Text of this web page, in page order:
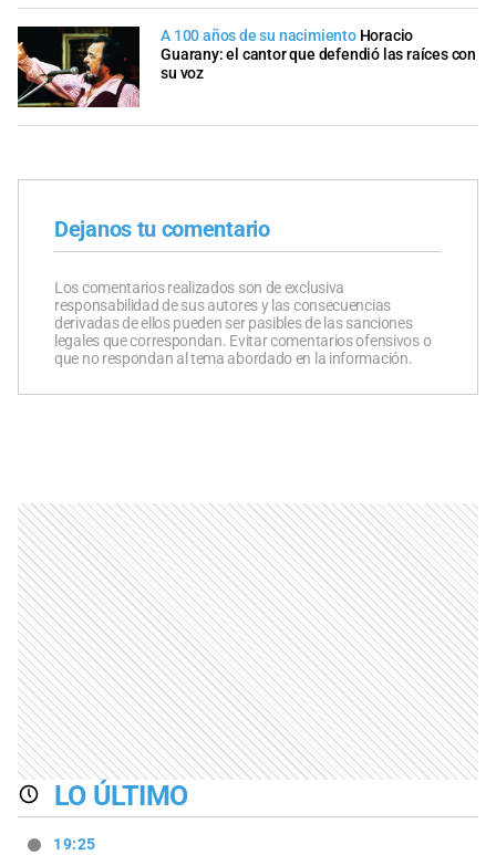
A 100 años de su nacimiento Horacio
Guarany: el cantor que defendió las raíces con
su voz
Dejanos tu comentario
Los comentarios realizados son de exclusiva
responsabilidad de sus autores y las consecuencias
derivadas de ellos pueden ser pasibles de las sanciones
legales que correspondan. Evitar comentarios ofensivos o
que no respondan al tema abordado en la información.
LO ÚLTIMO
19:25